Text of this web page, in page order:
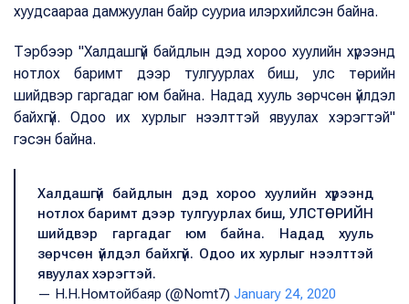
хуудсаараа дамжуулан байр сууриа илэрхийлсэн байна.
Тэрбээр "Халдашгүй байдлын дэд хороо хуулийн хүрээнд
нотлох баримт дээр тулгуурлах биш, улс төрийн
шийдвэр гаргадаг юм байна. Надад хууль зөрчсөн үйлдэл
байхгүй. Одоо их хурлыг нээлттэй явуулах хэрэгтэй"
гэсэн байна.
Халдашгүй байдлын дэд хороо хуулийн хүрээнд
нотлох баримт дээр тулгуурлах биш, УЛСТӨРИЙН
шийдвэр гаргадаг юм байна. Надад хууль
зөрчсөн үйлдэл байхгүй. Одоо их хурлыг нээлттэй
явуулах хэрэгтэй.
— Н.Н.Номтойбаяр (@Nomt7) January 24, 2020